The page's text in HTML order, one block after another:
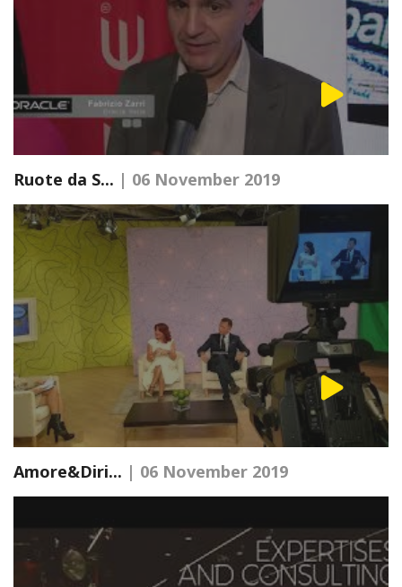
Ruote da S... | 06 November 2019
Amore&Diri... | 06 November 2019